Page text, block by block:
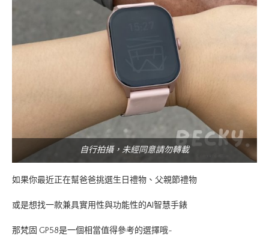
自行拍攝，未經同意請勿轉載
如果你最近正在幫爸爸挑選生日禮物、父親節禮物
或是想找一款兼具實用性與功能性的AI智慧手錶
那梵固 GP58是一個相當值得參考的選擇哦~